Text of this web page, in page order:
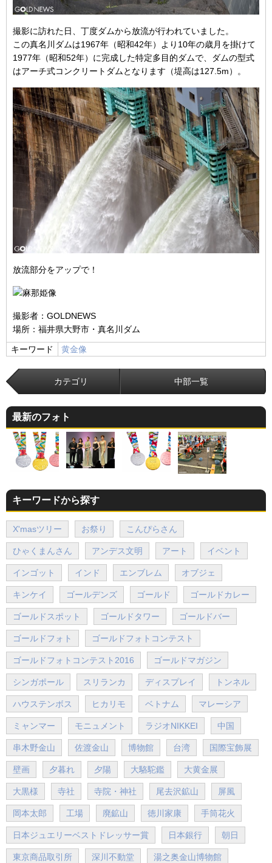
撮影に訪れた日、丁度ダムから放流が行われていました。
この真名川ダムは1967年（昭和42年）より10年の歳月を掛けて
1977年（昭和52年）に完成した特定多目的ダムで、ダムの型式
はアーチ式コンクリートダムとなります（堤高は127.5m）。
放流部分をアップで！
撮影者：GOLDNEWS
場所：福井県大野市・真名川ダム
キーワード 黄金像
カテゴリ 中部一覧
最新のフォト
キーワードから探す
X'masツリー お祭り こんぴらさん
ひゃくまんさん アンデス文明 アート イベント
インゴット インド エンブレム オブジェ
キンケイ ゴールデンズ ゴールド ゴールドカレー
ゴールドスポット ゴールドタワー ゴールドバー
ゴールドフォト ゴールドフォトコンテスト
ゴールドフォトコンテスト2016 ゴールドマガジン
シンガポール スリランカ ディスプレイ トンネル
ハウステンボス ヒカリモ ベトナム マレーシア
ミャンマー モニュメント ラジオNIKKEI 中国
串木野金山 佐渡金山 博物館 台湾 国際宝飾展
壁画 夕暮れ 夕陽 大駱駝鑑 大黄金展
大黒様 寺社 寺院・神社 尾去沢鉱山 屏風
岡本太郎 工場 廃鉱山 徳川家康 手筒花火
日本ジュエリーベストドレッサー賞 日本銀行 朝日
東京商品取引所 深川不動堂 湯之奥金山博物館